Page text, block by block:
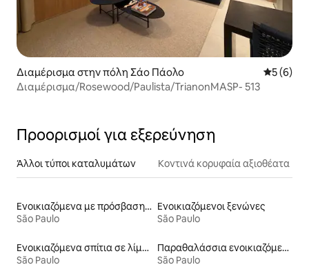
Διαμέρισμα στην πόλη Σάο Πάολο Μέση
5 (6)
Διαμέρισμα/Rosewood/Paulista/TrianonMASP- 513
Προορισμοί για εξερεύνηση
Άλλοι τύποι καταλυμάτων Κοντινά κορυφαία αξιοθέατα
Ενοικιαζόμενα με πρόσβαση σε παραλία
São Paulo
Ενοικιαζόμενοι ξενώνες
São Paulo
Ενοικιαζόμενα σπίτια σε λίμνη
São Paulo
Παραθαλάσσια ενοικιαζόμενα
São Paulo